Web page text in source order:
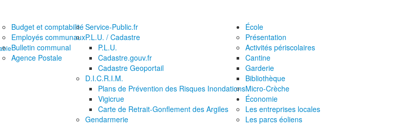
Budget et comptabilité
Employés communaux
Bulletin communal
Agence Postale
Service-Public.fr
P.L.U. / Cadastre
P.L.U.
Cadastre.gouv.fr
Cadastre Geoportail
D.I.C.R.I.M.
Plans de Prévention des Risques Inondations
Vigicrue
Carte de Retrait-Gonflement des Argiles
Gendarmerie
École
Présentation
Activités périscolaires
Cantine
Garderie
Bibliothèque
Micro-Crèche
Économie
Les entreprises locales
Les parcs éoliens